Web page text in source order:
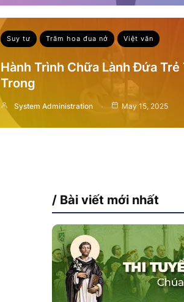
Suy tư Trăm hoa đua nở Việt văn
Hành Trình Chữa Lành Đứa
Trong
System Administration May 15, 2025
/ Bài viết mới nhất